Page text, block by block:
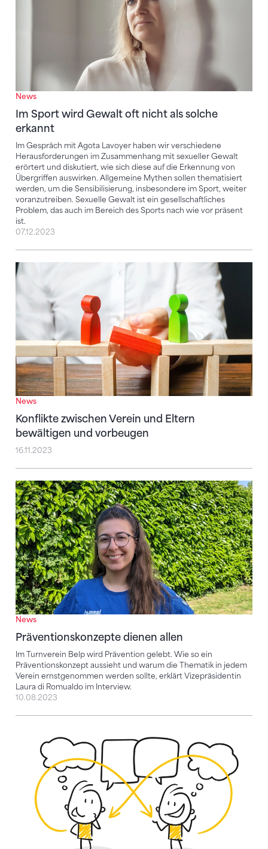
News
Im Sport wird Gewalt oft nicht als solche
erkannt
Im Gespräch mit Agota Lavoyer haben wir verschiedene
Herausforderungen im Zusammenhang mit sexueller Gewalt
erörtert und diskutiert, wie sich diese auf die Erkennung von
Übergriffen auswirken. Allgemeine Mythen sollen thematisiert
werden, um die Sensibilisierung, insbesondere im Sport, weiter
voranzutreiben. Sexuelle Gewalt ist ein gesellschaftliches
Problem, das auch im Bereich des Sports nach wie vor präsent
ist.
07.12.2023
News
Konflikte zwischen Verein und Eltern
bewältigen und vorbeugen
Konflikte zwischen Verein und Eltern bewältigen
16.11.2023
News
Präventionskonzepte dienen allen
Im Turnverein Belp wird Prävention gelebt. Wie so ein
Präventionskonzept aussieht und warum die Thematik in jedem
Verein ernstgenommen werden sollte, erklärt Vizepräsidentin
Laura di Romualdo im Interview.
Präventionskonzepte dienen allen
10.08.2023
Im Verein das Bewusstsein für fairen und gesunden